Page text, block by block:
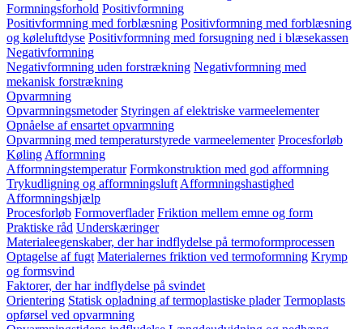
Formningsforhold Positivformning
Positivformning med forblæsning Positivformning med forblæsning
og køleluftdyse Positivformning med forsugning ned i blæsekassen
Negativformning
Negativformning uden forstrækning Negativformning med
mekanisk forstrækning
Opvarmning
Opvarmningsmetoder Styringen af elektriske varmeelementer
Opnåelse af ensartet opvarmning
Opvarmning med temperaturstyrede varmeelementer Procesforløb
Køling Afformning
Afformningstemperatur Formkonstruktion med god afformning
Trykudligning og afformningsluft Afformningshastighed
Afformningshjælp
Procesforløb Formoverflader Friktion mellem emne og form
Praktiske råd Underskæringer
Materialeegenskaber, der har indflydelse på termoformprocessen
Optagelse af fugt Materialernes friktion ved termoformning Krymp
og formsvind
Faktorer, der har indflydelse på svindet
Orientering Statisk opladning af termoplastiske plader Termoplasts
opførsel ved opvarmning